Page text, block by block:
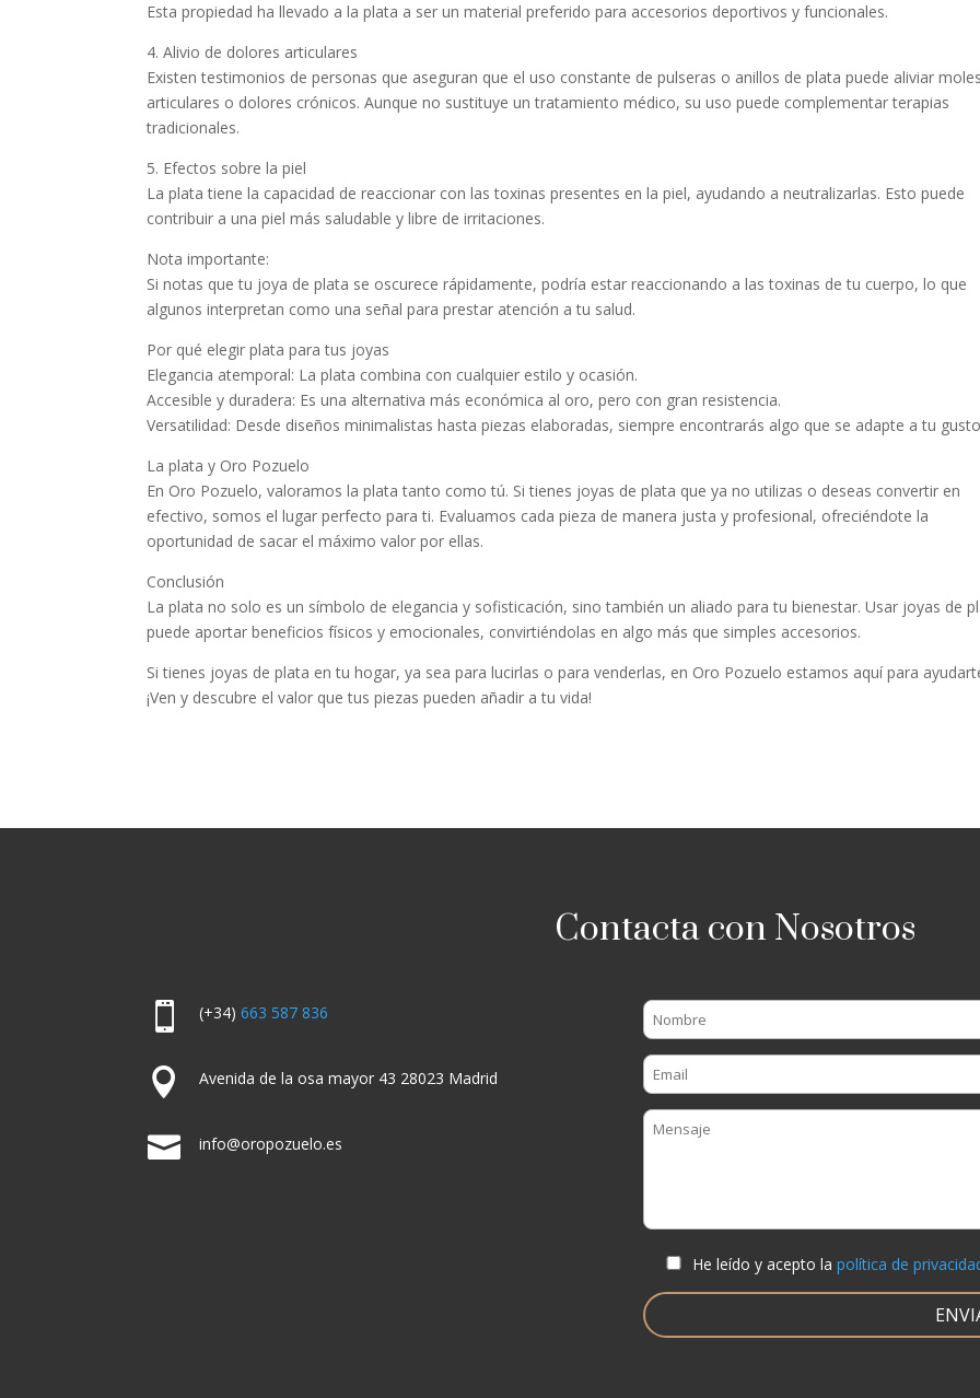
Esta propiedad ha llevado a la plata a ser un material preferido para accesorios deportivos y funcionales.
4. Alivio de dolores articulares
Existen testimonios de personas que aseguran que el uso constante de pulseras o anillos de plata puede aliviar
articulares o dolores crónicos. Aunque no sustituye un tratamiento médico, su uso puede complementar terapias
tradicionales.
5. Efectos sobre la piel
La plata tiene la capacidad de reaccionar con las toxinas presentes en la piel, ayudando a neutralizarlas. Esto puede
contribuir a una piel más saludable y libre de irritaciones.
Nota importante:
Si notas que tu joya de plata se oscurece rápidamente, podría estar reaccionando a las toxinas de tu cuerpo, lo que
algunos interpretan como una señal para prestar atención a tu salud.
Por qué elegir plata para tus joyas
Elegancia atemporal: La plata combina con cualquier estilo y ocasión.
Accesible y duradera: Es una alternativa más económica al oro, pero con gran resistencia.
Versatilidad: Desde diseños minimalistas hasta piezas elaboradas, siempre encontrarás algo que se adapte a tu
La plata y Oro Pozuelo
En Oro Pozuelo, valoramos la plata tanto como tú. Si tienes joyas de plata que ya no utilizas o deseas convertir en
efectivo, somos el lugar perfecto para ti. Evaluamos cada pieza de manera justa y profesional, ofreciéndote la
oportunidad de sacar el máximo valor por ellas.
Conclusión
La plata no solo es un símbolo de elegancia y sofisticación, sino también un aliado para tu bienestar. Usar joyas de
puede aportar beneficios físicos y emocionales, convirtiéndolas en algo más que simples accesorios.
Si tienes joyas de plata en tu hogar, ya sea para lucirlas o para venderlas, en Oro Pozuelo estamos aquí para
¡Ven y descubre el valor que tus piezas pueden añadir a tu vida!
Contacta con Nosotros
 (+34) 663 587 836
 Avenida de la osa mayor 43 28023 Madrid
 info@oropozuelo.es
He leído y acepto lapolítica de